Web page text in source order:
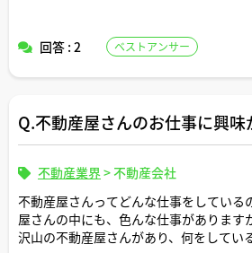
回答 : 2 ベストアンサー
Q.不動産屋さんのお仕事に興味
不動産業界>不動産会社
不動産屋さんってどんな仕事をしている
屋さんの中にも、色んな仕事があります
沢山の不動産屋さんがあり、何をしてい